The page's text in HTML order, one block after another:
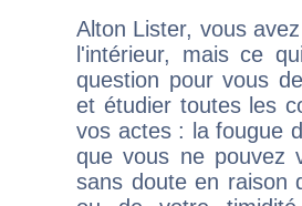
Alton Lister, vous
l'intérieur, mais ce
question pour vous
et étudier toutes les
vos actes : la fougue
que vous ne pouvez
sans doute en raison